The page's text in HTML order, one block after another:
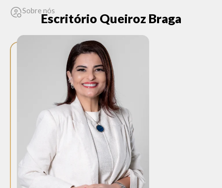
Sobre nós
Escritório Queiroz Braga